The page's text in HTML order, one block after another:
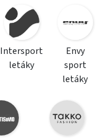
Intersport
letáky
Envy
sport
letáky